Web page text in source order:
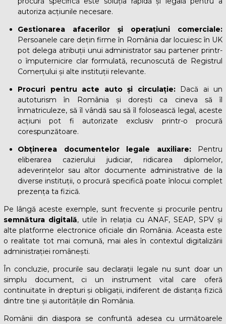
autoriza acțiunile necesare.
Gestionarea afacerilor și operațiuni comerciale:
Persoanele care dețin firme în România dar locuiesc în UK
pot delega atribuții unui administrator sau partener printr-
o împuternicire clar formulată, recunoscută de Registrul
Comerțului și alte instituții relevante.
Procuri pentru acte auto și circulație:Dacă ai un
autoturism în România și dorești ca cineva să îl
înmatriculeze, să îl vândă sau să îl folosească legal, aceste
acțiuni pot fi autorizate exclusiv printr-o procură
corespunzătoare.
Obținerea documentelor legale auxiliare:Pentru
eliberarea cazierului judiciar, ridicarea diplomelor,
adeverințelor sau altor documente administrative de la
diverse instituții, o procură specifică poate înlocui complet
prezența ta fizică.
Pe lângă aceste exemple, sunt frecvente și procurile pentru
semnătura digitală, utile în relația cu ANAF, SEAP, SPV și
alte platforme electronice oficiale din România. Aceasta este
o realitate tot mai comună, mai ales în contextul digitalizării
administrației românești.
În concluzie, procurile sau declarații legale nu sunt doar un
simplu document, ci un instrument vital care oferă
continuitate în drepturi și obligații, indiferent de distanța fizică
dintre tine și autoritățile din România.
Românii din diaspora se confruntă adesea cu următoarele